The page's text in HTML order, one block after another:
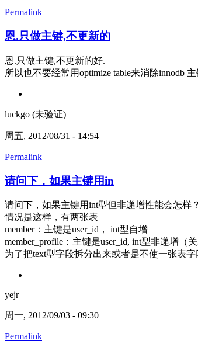
Permalink
恩.只做主键,不更新的
恩.只做主键,不更新的好.
所以也不要经常用optimize table来消除innodb
luckgo (未验证)
周五, 2012/08/31 - 14:54
Permalink
请问下，如果主键用in
请问下，如果主键用int型但非递增性能会怎样？
情况是这样，有两张表
member：主键是user_id， int型自增
member_profile：主键是user_id, int型非递增（关
为了把text型字段拆分出来或者是不使一张表
yejr
周一, 2012/09/03 - 09:30
Permalink